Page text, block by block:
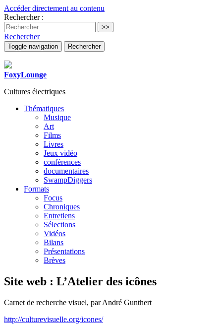
Accéder directement au contenu
Rechercher :
Rechercher
Toggle navigation Rechercher
FoxyLounge
Cultures électriques
Thématiques
Musique
Art
Films
Livres
Jeux vidéo
conférences
documentaires
SwampDiggers
Formats
Focus
Chroniques
Entretiens
Sélections
Vidéos
Bilans
Présentations
Brèves
Site web : L’Atelier des icônes
Carnet de recherche visuel, par André Gunthert
http://culturevisuelle.org/icones/